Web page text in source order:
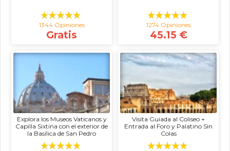
1344 Opiniones
Gratis
1274 Opiniones
45.15 €
Explora los Museos Vaticanos y
Capilla Sixtina con el exterior de
la Basílica de San Pedro
Visita Guiada al Coliseo +
Entrada al Foro y Palatino Sin
Colas